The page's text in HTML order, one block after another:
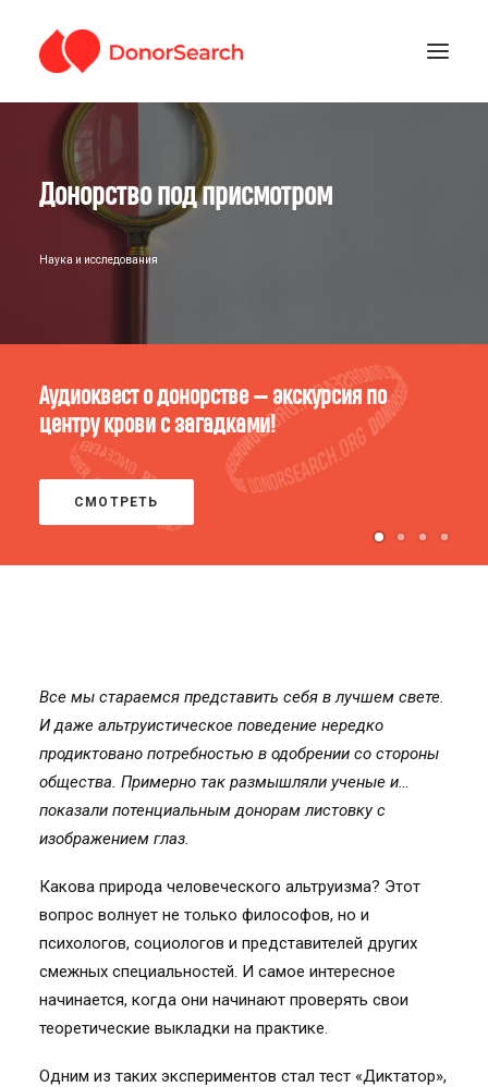
ЗАРЕГИСТРИРОВАТЬСЯ
ПОДДЕРЖАТЬ ПРОЕКТ
ГДЕ СДАТЬ КРОВЬ
Донорство под присмотром
Наука и исследования
Аудиоквест о донорстве — экскурсия по
центру крови с загадками!
СМОТРЕТЬ
Все мы стараемся представить себя в лучшем свете.
И даже альтруистическое поведение нередко
продиктовано потребностью в одобрении со стороны
общества. Примерно так размышляли ученые и…
показали потенциальным донорам листовку с
изображением глаз.
Какова природа человеческого альтруизма? Этот
вопрос волнует не только философов, но и
психологов, социологов и представителей других
смежных специальностей. И самое интересное
начинается, когда они начинают проверять свои
теоретические выкладки на практике.
Одним из таких экспериментов стал тест «Диктатор»,